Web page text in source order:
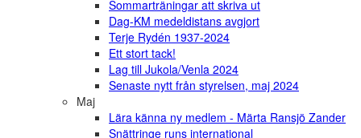
Sommarträningar att skriva ut
Dag-KM medeldistans avgjort
Terje Rydén 1937-2024
Ett stort tack!
Lag till Jukola/Venla 2024
Senaste nytt från styrelsen, maj 2024
Maj
Lära känna ny medlem - Märta Ransjö Zander
Snättringe runs international